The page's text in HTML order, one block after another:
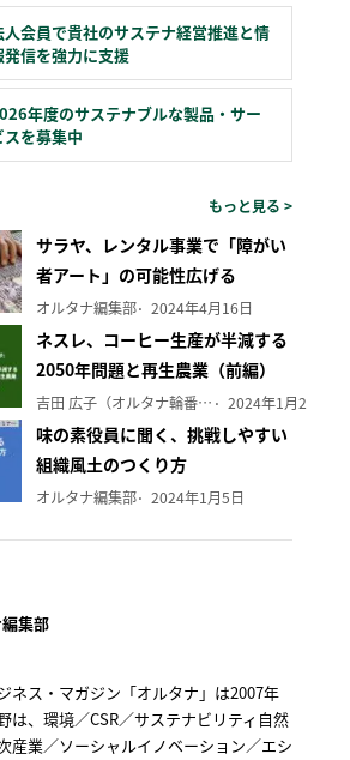
人会員で貴社のサステナ経営推進と情
発信を強力に支援
年度のサステナブルな製品・サー
スを募集中
もっと見る >
サラヤ、レンタル事業で「障がい
者アート」の可能性広げる
オルタナ編集部 2024年4月16日
ネスレ、コーヒー生産が半減する
2050年問題と再生農業（前編）
吉田 広子（オルタナ輪番編集長） 2024年1月29日
味の素役員に聞く、挑戦しやすい
組織風土のつくり方
オルタナ編集部 2024年1月5日
集部
ネス・マガジン「オルタナ」は2007年
は、環境／CSR／サステナビリティ自然
産業／ソーシャルイノベーション／エシ